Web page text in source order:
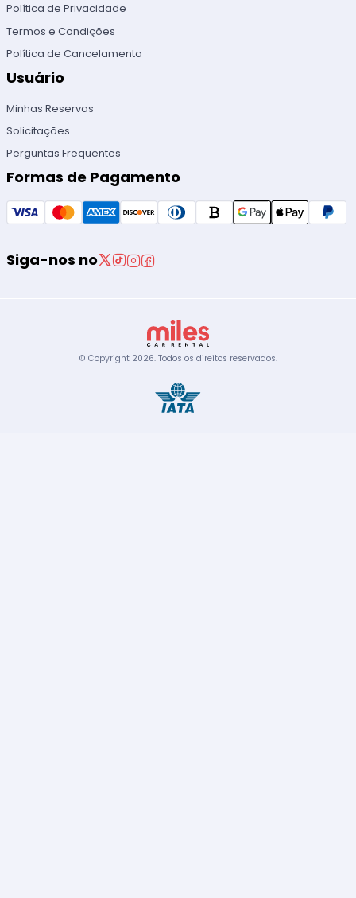
Política de Privacidade
Termos e Condições
Política de Cancelamento
Usuário
Minhas Reservas
Solicitações
Perguntas Frequentes
Formas de Pagamento
Siga-nos no
© Copyright 2026. Todos os direitos reservados.